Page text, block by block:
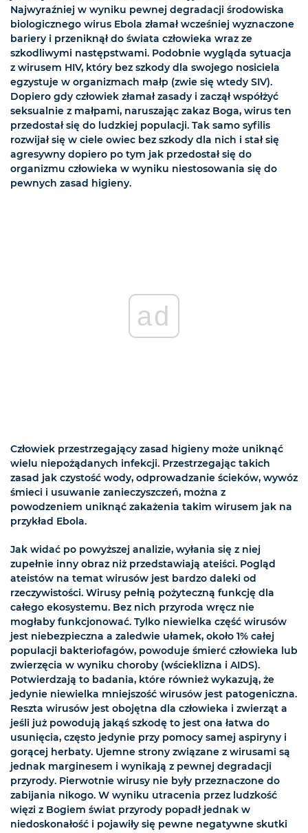
Najwyraźniej w wyniku pewnej degradacji środowiska
biologicznego wirus Ebola złamał wcześniej wyznaczone
bariery i przeniknął do świata człowieka wraz ze
szkodliwymi następstwami. Podobnie wygląda sytuacja
z wirusem HIV, który bez szkody dla swojego nosiciela
egzystuje w organizmach małp (zwie się wtedy SIV).
Dopiero gdy człowiek złamał zasady i zaczął współżyć
seksualnie z małpami, naruszając zakaz Boga, wirus ten
przedostał się do ludzkiej populacji. Tak samo syfilis
rozwijał się w ciele owiec bez szkody dla nich i stał się
agresywny dopiero po tym jak przedostał się do
organizmu człowieka w wyniku niestosowania się do
pewnych zasad higieny.
ad
Człowiek przestrzegający zasad higieny może uniknąć
wielu niepożądanych infekcji. Przestrzegając takich
zasad jak czystość wody, odprowadzanie ścieków, wywóz
śmieci i usuwanie zanieczyszczeń, można z
powodzeniem uniknąć zakażenia takim wirusem jak na
przykład Ebola.
Jak widać po powyższej analizie, wyłania się z niej
zupełnie inny obraz niż przedstawiają ateiści. Pogląd
ateistów na temat wirusów jest bardzo daleki od
rzeczywistości. Wirusy pełnią pożyteczną funkcję dla
całego ekosystemu. Bez nich przyroda wręcz nie
mogłaby funkcjonować. Tylko niewielka część wirusów
jest niebezpieczna a zaledwie ułamek, około 1% całej
populacji bakteriofagów, powoduje śmierć człowieka lub
zwierzęcia w wyniku choroby (wścieklizna i AIDS).
Potwierdzają to badania, które również wykazują, że
jedynie niewielka mniejszość wirusów jest patogeniczna.
Reszta wirusów jest obojętna dla człowieka i zwierząt a
jeśli już powodują jakąś szkodę to jest ona łatwa do
usunięcia, często jedynie przy pomocy samej aspiryny i
gorącej herbaty. Ujemne strony związane z wirusami są
jednak marginesem i wynikają z pewnej degradacji
przyrody. Pierwotnie wirusy nie były przeznaczone do
zabijania nikogo. W wyniku utracenia przez ludzkość
więzi z Bogiem świat przyrody popadł jednak w
niedoskonałość i pojawiły się pewne negatywne skutki